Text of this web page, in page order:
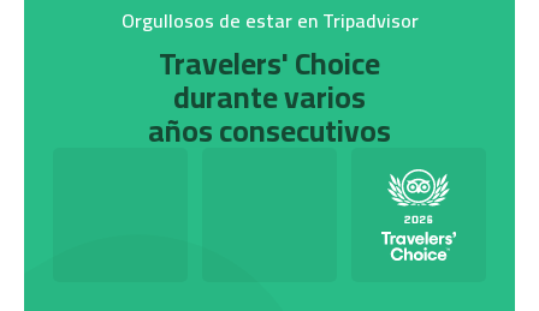
Orgullosos de estar en Tripadvisor
Travelers' Choice
durante varios
años consecutivos